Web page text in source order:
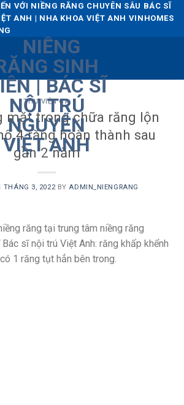
VỚI NIỀNG RĂNG CHUYÊN SÂU BÁC SĨ
ANH | NHA KHOA VIỆT ANH VINHOMES
THƯ VIỆN CA
mặt trong chữa răng lộn
4 răng hoàn thành sau
gần 2 năm
THÁNG 3, 2022 BY ADMIN_NIENGRANG
răng tại trung tâm niềng răng
sĩ nội trú Việt Anh: răng khấp khểnh
1 răng tụt hẳn bên trong.